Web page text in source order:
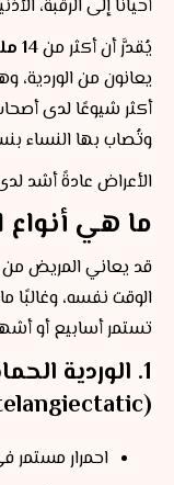
أحيانًا إلى الرقبة،
يُقدَّر أن أكثر من14 مليون شخص
يعانون من
أكثر شيوعًا لدى
وتُصاب بها النساء
الأعراض عادةً أشد
ما هي أنواع
قد يعاني المريض من
تستمر أسابيع أو
1. الوردية
(Erythematotelangiectatic)
احمرار مستمر